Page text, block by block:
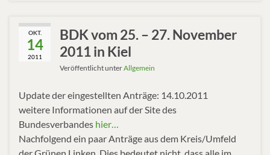
OKT.
14
2011
BDK vom 25. – 27. November
2011 in Kiel
Veröffentlicht unterAllgemein
Update der eingestellten Anträge: 14.10.2011
weitere Informationen auf der Site des
Bundesverbandes hier…
Nachfolgend ein paar Anträge aus dem Kreis/Umfeld